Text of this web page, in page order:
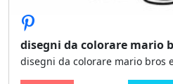
disegni da colorare mario
disegni da colorare mario bros